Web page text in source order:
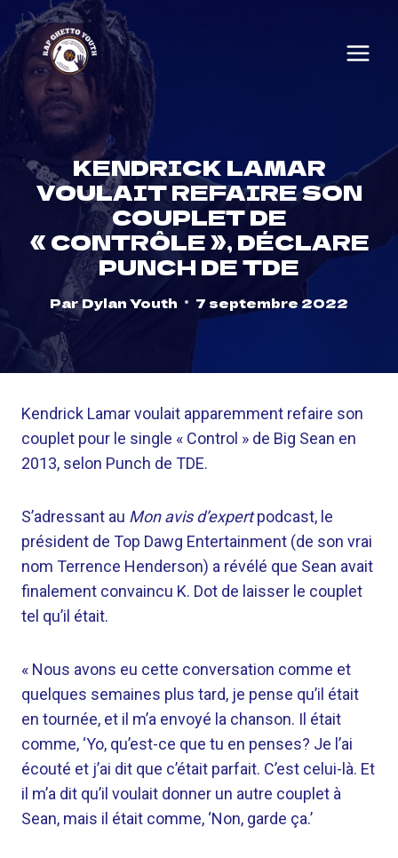
Skip
content
KENDRICK LAMAR
VOULAIT REFAIRE SON
COUPLET DE
« CONTRÔLE », DÉCLARE
PUNCH DE TDE
ParDylan Youth 7 septembre 2022
Kendrick Lamar voulait apparemment refaire son
couplet pour le single « Control » de Big Sean en
2013, selon Punch de TDE.
S’adressant au Mon avis d’expertpodcast, le
président de Top Dawg Entertainment (de son vrai
nom Terrence Henderson) a révélé que Sean avait
finalement convaincu K. Dot de laisser le couplet
tel qu’il était.
« Nous avons eu cette conversation comme et
quelques semaines plus tard, je pense qu’il était
en tournée, et il m’a envoyé la chanson. Il était
comme, ‘Yo, qu’est-ce que tu en penses? Je l’ai
écouté et j’ai dit que c’était parfait. C’est celui-là. Et
il m’a dit qu’il voulait donner un autre couplet à
Sean, mais il était comme, ‘Non, garde ça.’